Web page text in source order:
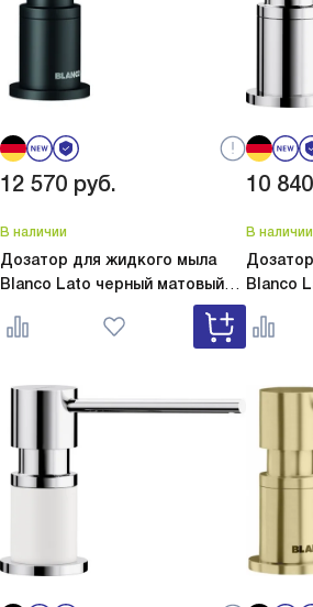
12 570 руб.
В наличии
Дозатор для жидкого мыла
Blanco Lato черный матовый
Lato черный матовый 525789
10 840
В наличии
Blanco